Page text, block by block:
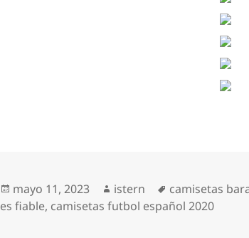
Publicado
el
mayo 11, 2023 Autor
istern Etiquetas
camisetas
es fiable, camisetas futbol español 2020